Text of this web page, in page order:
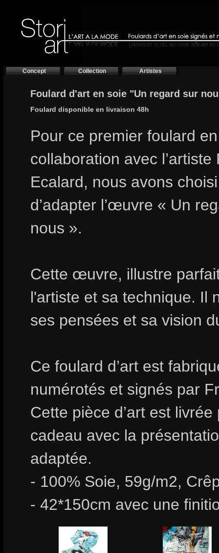
Concept Collection Artistes
Foulard d'art en soie "Un regard sur
Foulard disponible en livraison 48h
Pour ce premier foulard en
collaboration avec l’artiste
Ecalard, nous avons choisi
d’adapter l’œuvre « Un
nous ».
Cette œuvre, illustre
l'artiste et sa technique. Il
ses pensées et sa vision
Ce foulard d’art est
numérotés et signés par
Cette pièce d’art est
cadeau avec la
adaptée.
- 100% Soie, 59g/m2,
- 42*150cm avec une